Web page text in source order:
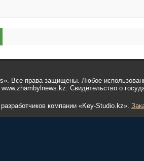
Все права защищены. Любое
www.zhambylnews.kz. Свидетельство о
компании «Key-Studio.kz».